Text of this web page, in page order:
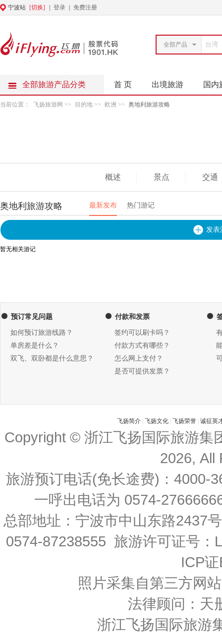
宁波站 [切换] 登录 免费注册
全部产品
全部旅游产品分类 首 页 出境旅游 国内
当前位置： 飞扬旅游网 >> 目的地 >> 欧洲 >> 奥地利旅游攻略
概述 景点 交通
奥地利旅游攻略 最新发布 热门游记
发表
暂无相关游记
预订常见问题
如何预订旅游线路？
单房差是什么？
双飞、双卧都是什么意思？
付款和发票
签约可以刷卡吗？
付款方式有哪些？
怎么网上支付？
是否可提供发票？
飞扬简介 飞扬文化 飞扬荣誉 诚征英
Copyright © 浙江飞扬国际旅游集
2026, All
旅游预订电话(免长途费)：4000-
一呼出电话为 0574-
总部地址：宁波市中山东路2437
0574-87238555 旅游许可证号
ICP
照片采集自第三方网
法律顾问：天
浙江飞扬国际旅游